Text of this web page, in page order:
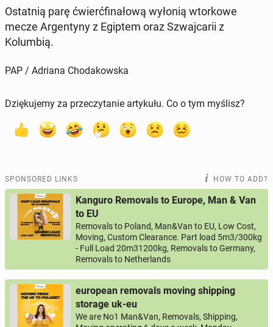
Os­tat­nią parę ćwierć­fi­nałową wyłonią wtorkowe
mecze Ar­gen­tyny z Egiptem oraz Szwa­j­carii z
Kolumbią.
PAP / Adriana Chodakowska
Dziękujemy za przeczytanie artykułu. Co o tym myślisz?
SPONSORED LINKS HOW TO ADD?
Kanguro Removals to Europe, Man & Van
to EU
Removals to Poland, Man&Van to EU, Low Cost,
Moving, Custom Clearance. Part load 5m3/300kg
- Full Load 20m31200kg, Removals to Germany,
Removals to Netherlands
european removals moving shipping
storage uk-eu
We are No1 Man&Van, Removals, Shipping,